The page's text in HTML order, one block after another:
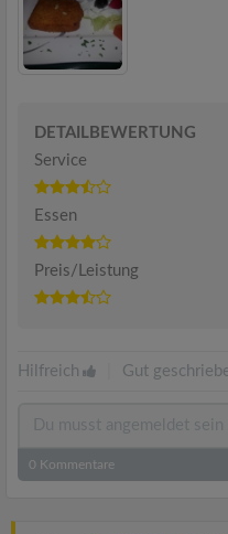
DETAILBEWERTUNG
Service
Essen
Preis/Leistung
Hilfreich Gut
0 Kommentare